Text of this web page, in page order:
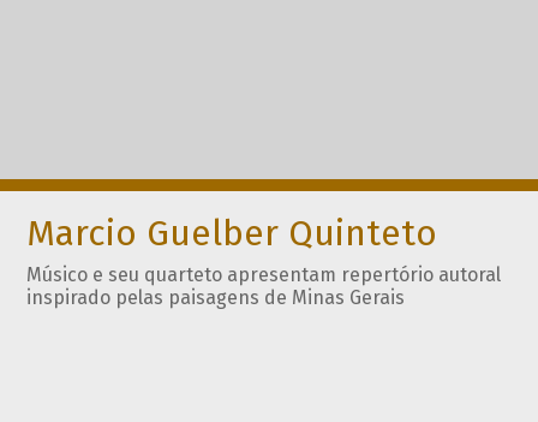
Marcio Guelber Quinteto
Músico e seu quarteto apresentam repertório autoral
inspirado pelas paisagens de Minas Gerais